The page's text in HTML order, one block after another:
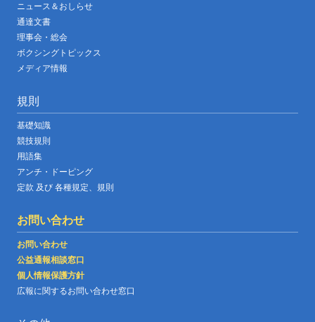
ニュース＆おしらせ
通達文書
理事会・総会
ボクシングトピックス
メディア情報
規則
基礎知識
競技規則
用語集
アンチ・ドーピング
定款 及び 各種規定、規則
お問い合わせ
お問い合わせ
公益通報相談窓口
個人情報保護方針
広報に関するお問い合わせ窓口